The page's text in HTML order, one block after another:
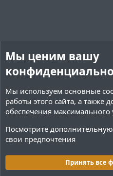
Cookies Тёмная (2020)
Мы ценим вашу
Мы используем основные
работы этого сайта, а также
обеспечения максимального
Посмотрите
свои предпочтения
Принять все